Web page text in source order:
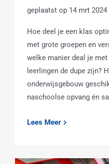
14 mrt 2024
Hoe deel je een klas
met grote groepen en
welke manier deal je
leerlingen de dupe zijn?
onderwijsgebouw
naschoolse opvang én
Lees Meer